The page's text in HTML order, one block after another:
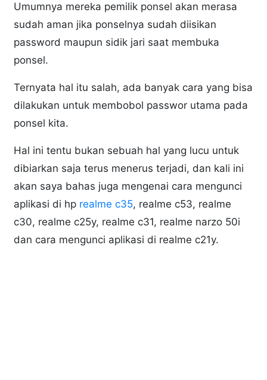
Umumnya mereka pemilik ponsel akan merasa
sudah aman jika ponselnya sudah diisikan
password maupun sidik jari saat membuka
ponsel.
Ternyata hal itu salah, ada banyak cara yang bisa
dilakukan untuk membobol passwor utama pada
ponsel kita.
Hal ini tentu bukan sebuah hal yang lucu untuk
dibiarkan saja terus menerus terjadi, dan kali ini
akan saya bahas juga mengenai cara mengunci
aplikasi di hp realme c35, realme c53, realme
c30, realme c25y, realme c31, realme narzo 50i
dan cara mengunci aplikasi di realme c21y.